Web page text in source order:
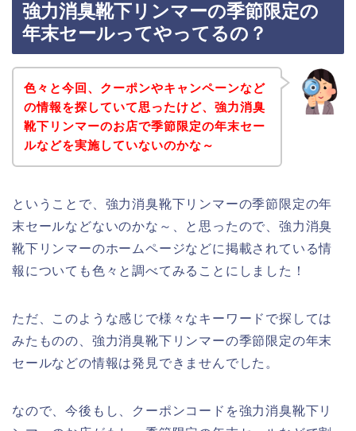
強力消臭靴下リンマーの季節限定の
年末セールってやってるの？
色々と今回、クーポンやキャンペーンなど
の情報を探していて思ったけど、強力消臭
靴下リンマーのお店で季節限定の年末セー
ルなどを実施していないのかな～
ということで、強力消臭靴下リンマーの季節限定の年
末セールなどないのかな～、と思ったので、強力消臭
靴下リンマーのホームページなどに掲載されている情
報についても色々と調べてみることにしました！
ただ、このような感じで様々なキーワードで探しては
みたものの、強力消臭靴下リンマーの季節限定の年末
セールなどの情報は発見できませんでした。
なので、今後もし、クーポンコードを強力消臭靴下リ